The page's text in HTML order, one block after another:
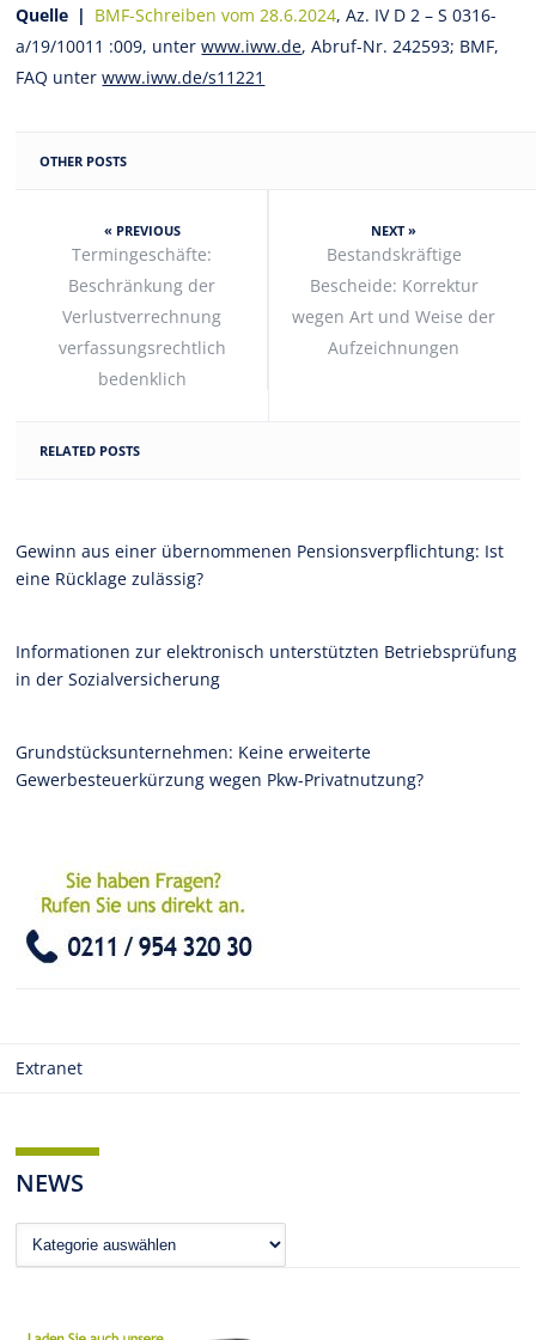
Quelle | BMF-Schreiben vom 28.6.2024, Az. IV D 2 – S 0316-
a/19/10011 :009, unterwww.iww.de, Abruf-Nr. 242593; BMF,
FAQ unterwww.iww.de/s11221
OTHER POSTS
« PREVIOUS
Termingeschäfte:
Beschränkung der
Verlustverrechnung
verfassungsrechtlich
bedenklich
NEXT »
Bestandskräftige
Bescheide: Korrektur
wegen Art und Weise der
Aufzeichnungen
RELATED POSTS
Gewinn aus einer übernommenen Pensionsverpflichtung: Ist
eine Rücklage zulässig?
Informationen zur elektronisch unterstützten Betriebsprüfung
in der Sozialversicherung
Grundstücksunternehmen: Keine erweiterte
Gewerbesteuerkürzung wegen Pkw-Privatnutzung?
Extranet
NEWS
News